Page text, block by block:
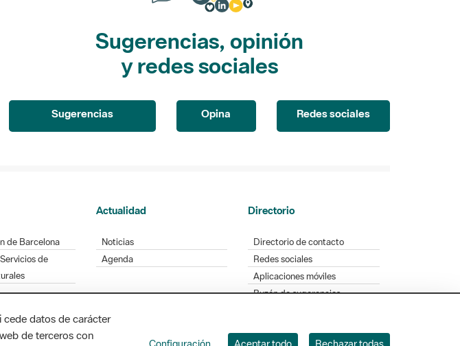
Sugerencias, opinión
y redes sociales
Sugerencias Opina Redes sociales
de Barcelona
de
Actualidad
Noticias
Agenda
Directorio
Directorio de contacto
Redes sociales
Aplicaciones móviles
Buzón de sugerencias
datos de carácter
de terceros con
Configuración Aceptar todo Rechazar todas